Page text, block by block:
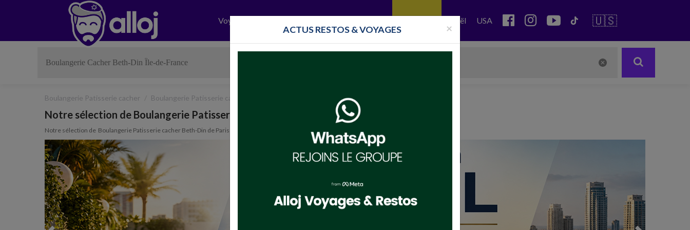
Voyages Israël USA 🇺🇸
Boulangerie Patisserie cacher Boulangerie Patisserie cacher Île-de-France Beth-Din de Paris
Notre sélection de Boulangerie Patisserie cacher Beth-Din de Paris actuel
Notre sélection de Boulangerie Patisserie cacher Beth-Din de Paris du moment
Previous
×
ACTUS RESTOS & VOYAGES